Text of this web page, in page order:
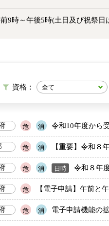
9時～午後5時(土日及び祝祭日
資格：
危 消 令和10年度から
危 消 【重要】令和８
危 消 日時 令和８年
危 【電子申請】午前と
危 消 電子申請機能の